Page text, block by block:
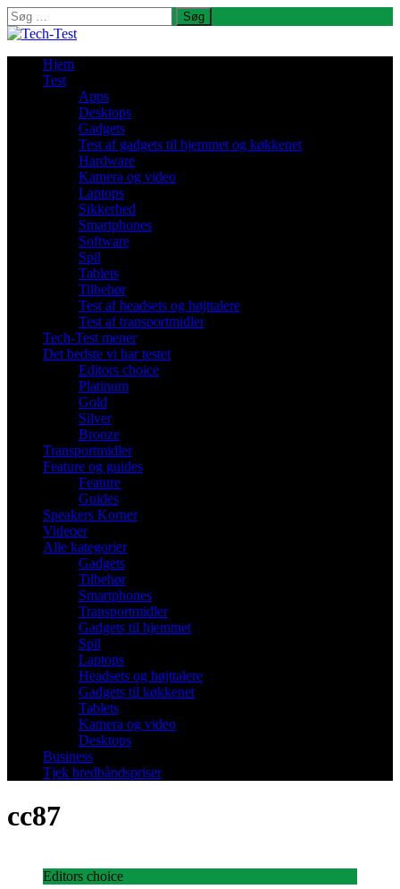
Søg
efter:
Hjem
Test
Apps
Desktops
Gadgets
Test af gadgets til hjemmet og køkkenet
Hardware
Kamera og video
Laptops
Sikkerhed
Smartphones
Software
Spil
Tablets
Tilbehør
Test af headsets og højttalere
Test af transportmidler
Tech-Test mener
Det bedste vi har testet
Editors choice
Platinum
Gold
Silver
Bronze
Transportmidler
Feature og guides
Feature
Guides
Speakers Korner
Videoer
Alle kategorier
Gadgets
Tilbehør
Smartphones
Transportmidler
Gadgets til hjemmet
Spil
Laptops
Headsets og højttalere
Gadgets til køkkenet
Tablets
Kamera og video
Desktops
Business
Tjek bredbåndspriser
cc87
Editors choice